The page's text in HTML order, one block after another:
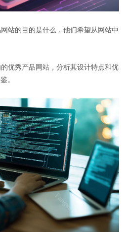
站的目的是什么，他们希望从网站中
优秀产品网站，分析其设计特点和优
。